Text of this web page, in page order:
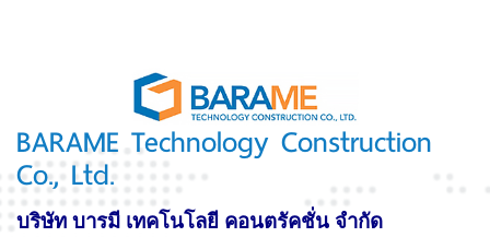
BARAME Technology Construction
Co., Ltd.
บริษัท บารมี เทคโนโลยี คอนตรัคชั่น จำกัด